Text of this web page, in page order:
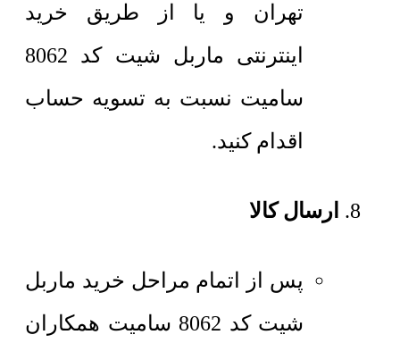
تهران و یا از طریق خرید
اینترنتی ماربل شیت کد 8062
سامیت نسبت به تسویه حساب
اقدام کنید.
ارسال کالا
پس از اتمام مراحل خرید ماربل
شیت کد 8062 سامیت همکاران